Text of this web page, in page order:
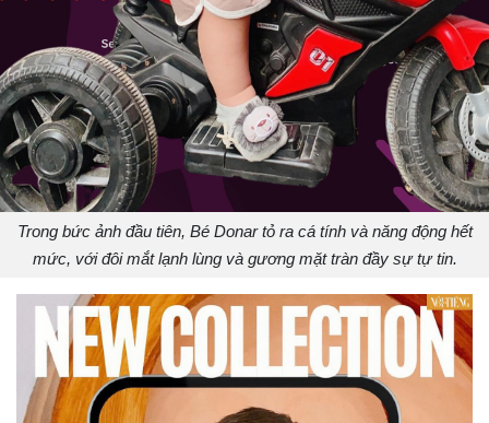
Trong bức ảnh đầu tiên, Bé Donar tỏ ra cá tính và năng động hết
mức, với đôi mắt lạnh lùng và gương mặt tràn đầy sự tự tin.